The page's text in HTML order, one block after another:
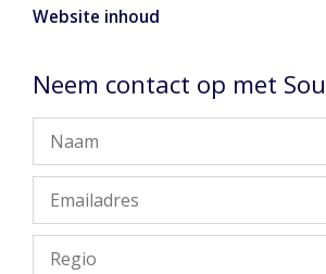
Website inhoud
Neem contact op met